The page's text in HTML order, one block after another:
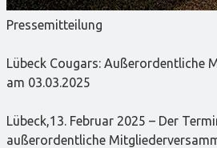
Pressemitteilung
Lübeck Cougars: Außerordentliche
am 03.03.2025
Lübeck,13. Februar 2025 – Der
außerordentliche